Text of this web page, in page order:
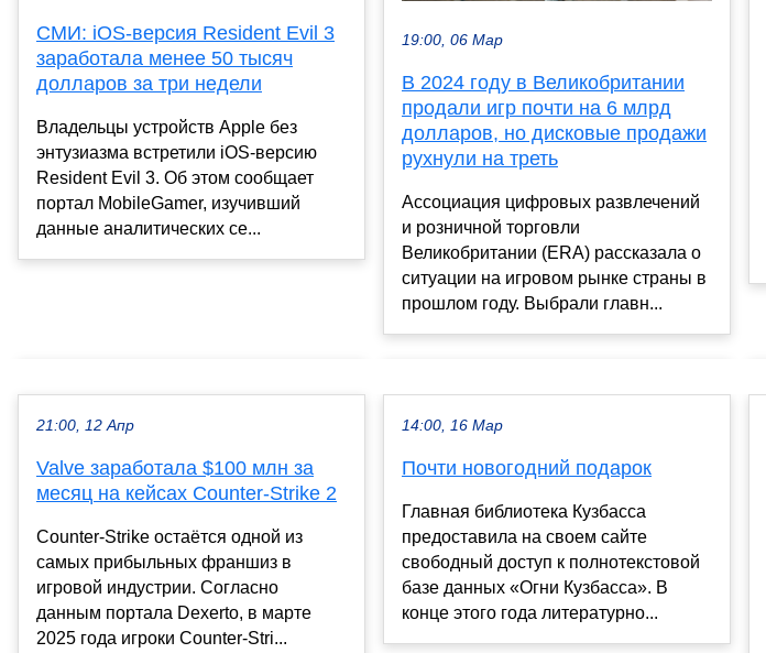
СМИ: iOS-версия Resident Evil 3
заработала менее 50 тысяч
долларов за три недели
Владельцы устройств Apple без
энтузиазма встретили iOS-версию
Resident Evil 3. Об этом сообщает
портал MobileGamer, изучивший
данные аналитических се...
19:00, 06 Мар
В 2024 году в Великобритании
продали игр почти на 6 млрд
долларов, но дисковые продажи
рухнули на треть
Ассоциация цифровых развлечений
и розничной торговли
Великобритании (ERA) рассказала о
ситуации на игровом рынке страны в
прошлом году. Выбрали главн...
21:00, 12 Апр
Valve заработала $100 млн за
месяц на кейсах Counter-Strike 2
Counter-Strike остаётся одной из
самых прибыльных франшиз в
игровой индустрии. Согласно
данным портала Dexerto, в марте
2025 года игроки Counter-Stri...
14:00, 16 Мар
Почти новогодний подарок
Главная библиотека Кузбасса
предоставила на своем сайте
свободный доступ к полнотекстовой
базе данных «Огни Кузбасса». В
конце этого года литературно...